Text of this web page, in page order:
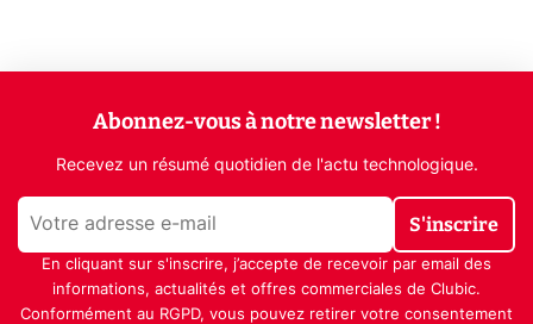
Abonnez-vous à notre newsletter !
Recevez un résumé quotidien de l'actu technologique.
S'inscrire
En cliquant sur s'inscrire, j’accepte de recevoir par email des
informations, actualités et offres commerciales de Clubic.
Conformément au RGPD, vous pouvez retirer votre consentement